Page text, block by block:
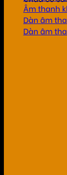
Âm thanh
Dàn âm
Dàn âm